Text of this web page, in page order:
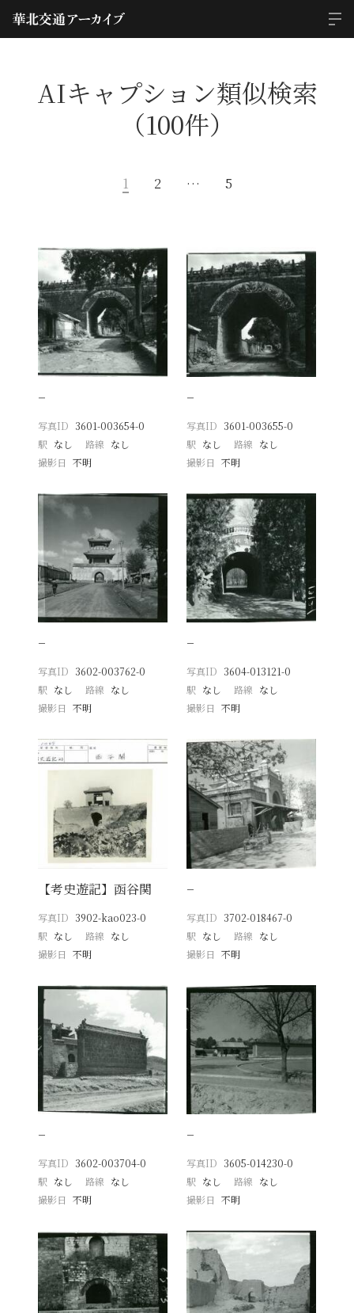
AIキャプション類似検索
（100件）
1 2 … 5
−
写真ID 3601-003654-0
駅 なし 路線 なし
撮影日
不明
−
写真ID 3601-003655-0
駅 なし 路線 なし
撮影日 不明
−
写真ID 3602-003762-0
駅 なし 路線 なし
撮影日
不明
−
写真ID 3604-013121-0
駅 なし 路線 なし
撮影日 不明
【考史遊記】函谷関
写真ID 3902-kao023-0
駅 なし 路線 なし
撮影日
不明
−
写真ID 3702-018467-0
駅 なし 路線 なし
撮影日 不明
−
写真ID 3602-003704-0
駅 なし 路線 なし
撮影日
不明
−
写真ID 3605-014230-0
駅 なし 路線 なし
撮影日 不明